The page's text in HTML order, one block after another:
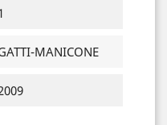
MANICONE